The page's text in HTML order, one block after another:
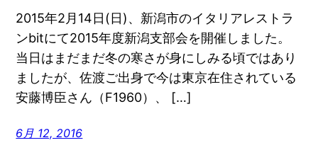
2015年2月14日(日)、新潟市のイタリアレストラ
ンbitにて2015年度新潟支部会を開催しました。
当日はまだまだ冬の寒さが身にしみる頃ではあり
ましたが、佐渡ご出身で今は東京在住されている
安藤博臣さん（F1960）、 […]
6月 12, 2016